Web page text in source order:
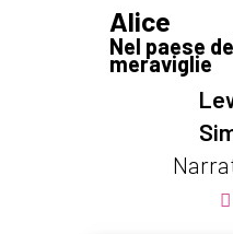
Alice
Nel paese
meraviglie